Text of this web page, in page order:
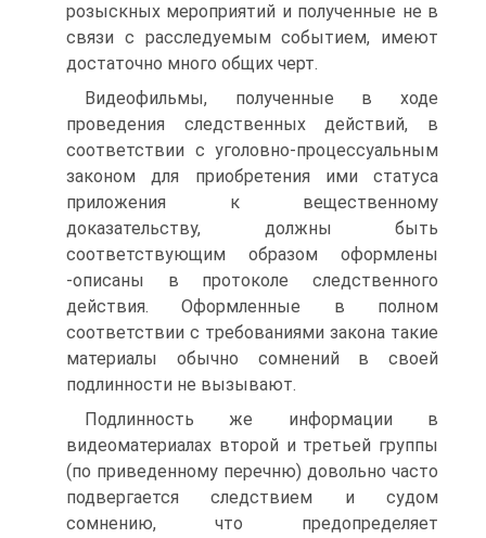
розыскных мероприятий и полученные не в
связи с расследуемым событием, имеют
достаточно много общих черт.
Видеофильмы, полученные в ходе
проведения следственных действий, в
соответствии с уголовно-процессуальным
законом для приобретения ими статуса
приложения к вещественному
доказательству, должны быть
соответствующим образом оформлены
-описаны в протоколе следственного
действия. Оформленные в полном
соответствии с требованиями закона такие
материалы обычно сомнений в своей
подлинности не вызывают.
Подлинность же информации в
видеоматериалах второй и третьей группы
(по приведенному перечню) довольно часто
подвергается следствием и судом
сомнению, что предопределяет